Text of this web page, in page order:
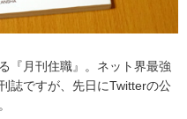
『月刊住職』。ネット界最強
誌ですが、先日にTwitterの公